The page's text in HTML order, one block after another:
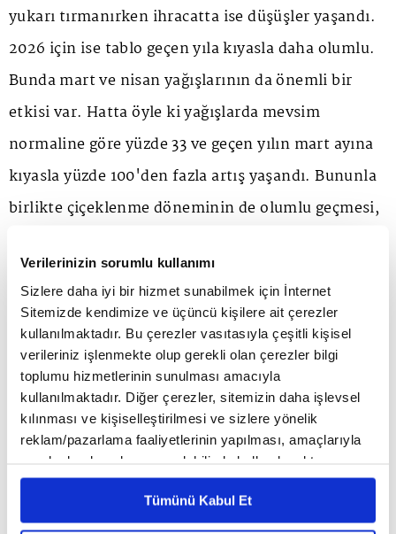
Verilerinizin sorumlu kullanımı
Sizlere daha iyi bir hizmet sunabilmek için İnternet
Sitemizde kendimize ve üçüncü kişilere ait çerezler
kullanılmaktadır. Bu çerezler vasıtasıyla çeşitli kişisel
verileriniz işlenmekte olup gerekli olan çerezler bilgi
toplumu hizmetlerinin sunulması amacıyla
kullanılmaktadır. Diğer çerezler, sitemizin daha işlevsel
kılınması ve kişiselleştirilmesi ve sizlere yönelik
reklam/pazarlama faaliyetlerinin yapılması, amaçlarıyla
sınırlı olarak açık rızanız dahilinde kullanılacaktır.
Çerezlere ilişkin tercihlerinizi çerez paneli vasıtasıyla
belirleyebilirsiniz. Çerezlere ilişkin detaylı bilgi için
Ayarlar butonuna tıklayabilir,Çerez Bilgilendirme
Tümünü Kabul Et
yukarı tırmanırken ihracatta ise düşüşler yaşandı.
2026 için ise tablo geçen yıla kıyasla daha olumlu.
Bunda mart ve nisan yağışlarının da önemli bir
etkisi var. Hatta öyle ki yağışlarda mevsim
normaline göre yüzde 33 ve geçen yılın mart ayına
kıyasla yüzde 100'den fazla artış yaşandı. Bununla
birlikte çiçeklenme döneminin de olumlu geçmesi,
oluşturdu. Örneğin geçtiğimiz yazı kiraza hasret
olarak kapatırken bu yıl için kirazda ihracatın 60
bin ton üzerine çıkarak 200 milyon dolar
seviyesine ulaşması bekleniyor. Aynı şekilde nohut
üretiminde de 60 bin tonun üzerinde, zeytin de ise
2 milyon 450 bin ton üretim bekleniyor. Hububatta
da ihracatta şampiyon olacağı bir yıla hazırlanıyor.
2025 Bilançosu